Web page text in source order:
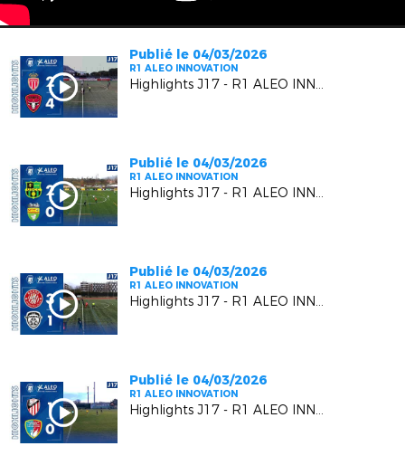
Publié le 04/03/2026
R1 ALEO INNOVATION
Highlights J17 - R1 ALEO INNOVATION | AS Monaco FC VS Six Fours Le Brusc
Publié le 04/03/2026
R1 ALEO INNOVATION
Highlights J17 - R1 ALEO INNOVATION | US Carqueiranne Crau VS US Mandelieu LN
Publié le 04/03/2026
R1 ALEO INNOVATION
Highlights J17 - R1 ALEO INNOVATION | Berre SP.C. VS F.C. Beausoleil
Publié le 04/03/2026
R1 ALEO INNOVATION
Highlights J17 - R1 ALEO INNOVATION | AC Vedène Le Pontet VS MGCB FC